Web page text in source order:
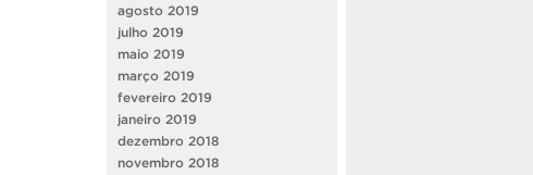
agosto 2019
julho 2019
maio 2019
março 2019
fevereiro 2019
janeiro 2019
dezembro 2018
novembro 2018